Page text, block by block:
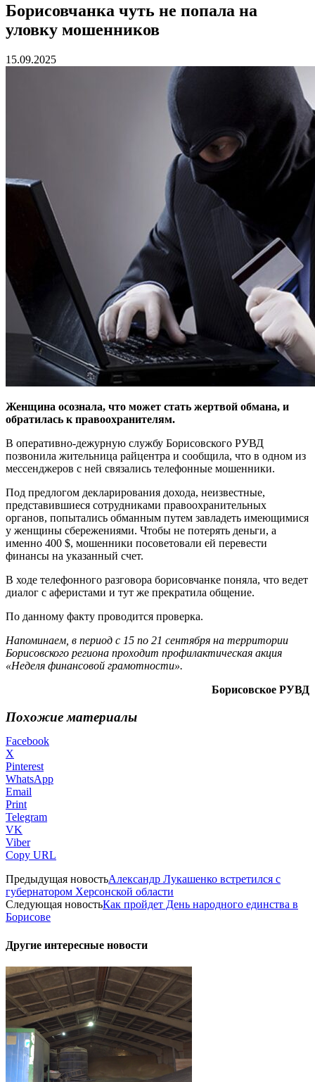
Борисовчанка чуть не попала на
уловку мошенников
15.09.2025
Женщина осознала, что может стать жертвой обмана, и
обратилась к правоохранителям.
В оперативно-дежурную службу Борисовского РУВД
позвонила жительница райцентра и сообщила, что в одном из
мессенджеров с ней связались телефонные мошенники.
Под предлогом декларирования дохода, неизвестные,
представившиеся сотрудниками правоохранительных
органов, попытались обманным путем завладеть имеющимися
у женщины сбережениями. Чтобы не потерять деньги, а
именно 400 $, мошенники посоветовали ей перевести
финансы на указанный счет.
В ходе телефонного разговора борисовчанке поняла, что ведет
диалог с аферистами и тут же прекратила общение.
По данному факту проводится проверка.
Напоминаем, в период с 15 по 21 сентября на территории
Борисовского региона проходит профилактическая акция
«Неделя финансовой грамотности».
Борисовское РУВД
Похожие материалы
Facebook
X
Pinterest
WhatsApp
Email
Print
Telegram
VK
Viber
Copy URL
Предыдущая новостьАлександр Лукашенко встретился с
губернатором Херсонской области
Следующая новостьКак пройдет День народного единства в
Борисове
Другие интересные новости